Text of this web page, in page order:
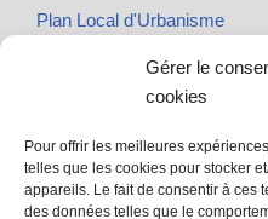
Gérer le
cookies
Pour offrir les meilleures
telles que les cookies pour stocker
appareils. Le fait de consentir à ces
des données telles que le
Plan Local d'Urbanisme